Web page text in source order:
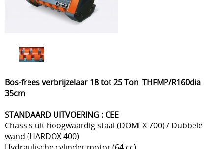
Bos-frees verbrijzelaar 18 tot 25 Ton THFMP/R160dia
35cm
STANDAARD UITVOERING : CEE
Chassis uit hoogwaardig staal (DOMEX 700) / Dubbele
wand (HARDOX 400)